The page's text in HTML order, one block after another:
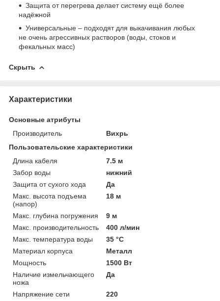
Защита от перегрева делает систему ещё более
надёжной
Универсальные – подходят для выкачивания любых
не очень агрессивных растворов (воды, стоков и
фекальных масс)
Скрыть
Характеристики
Основные атрибуты
Производитель
Вихрь
Пользовательские характеристики
Длина кабеля
7.5 м
Забор воды
нижний
Защита от сухого хода
Да
Макс. высота подъема
(напор)
18 м
Макс. глубина погружения
9 м
Макс. производительность
400 л/мин
Макс. температура воды
35 °C
Материал корпуса
Металл
Мощность
1500 Вт
Наличие измельчающего
ножа
Да
Напряжение сети
220